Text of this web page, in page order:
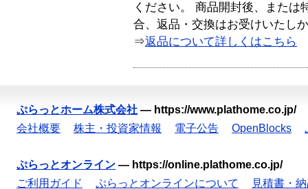
ください。 商品開封後、または
合、返品・交換はお受けいたし
⇒返品について詳しくはこちら
ぷらっとホーム株式会社 — https://www.plathome.co.jp/
会社概要
株主・投資家情報 電子公告 OpenBlocks
ぷらっとオンライン — https://online.plathome.co.jp/
ご利用ガイド
ぷらっとオンラインについて
見積書・